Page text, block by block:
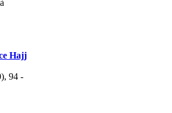
Hajj
94 -